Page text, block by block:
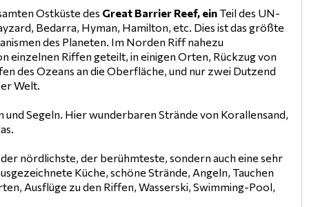
Ostküste des Great Barrier Reef, einTeil des UN-
Bedarra, Hyman, Hamilton, etc. Dies ist das größte
des Planeten. Im Norden Riff nahezu
einzelnen Riffen geteilt, in einigen Orten, Rückzug von
des Ozeans an die Oberfläche, und nur zwei Dutzend
Welt.
Segeln. Hier wunderbaren Strände von Korallensand,
nördlichste, der berühmteste, sondern auch eine sehr
Küche, schöne Strände, Angeln, Tauchen
Ausflüge zu den Riffen, Wasserski, Swimming-Pool,